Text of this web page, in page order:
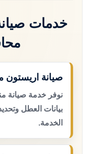
خدمات
صيانة اريستون
نوفر خدمة صيانة
بيانات العطل
الخدمة.